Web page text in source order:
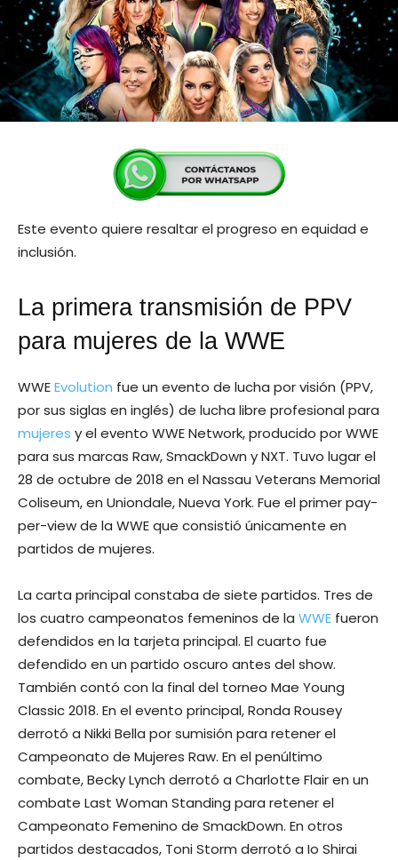
Este evento quiere resaltar el progreso en equidad e
inclusión.
La primera transmisión de PPV
para mujeres de la WWE
WWEEvolution fue un evento de lucha por visión (PPV,
por sus siglas en inglés) de lucha libre profesional para
mujeres y el evento WWE Network, producido por WWE
para sus marcas Raw, SmackDown y NXT. Tuvo lugar el
28 de octubre de 2018 en el Nassau Veterans Memorial
Coliseum, en Uniondale, Nueva York. Fue el primer pay-
per-view de la WWE que consistió únicamente en
partidos de mujeres.
La carta principal constaba de siete partidos. Tres de
los cuatro campeonatos femeninos de la WWE fueron
defendidos en la tarjeta principal. El cuarto fue
defendido en un partido oscuro antes del show.
También contó con la final del torneo Mae Young
Classic 2018. En el evento principal, Ronda Rousey
derrotó a Nikki Bella por sumisión para retener el
Campeonato de Mujeres Raw. En el penúltimo
combate, Becky Lynch derrotó a Charlotte Flair en un
combate Last Woman Standing para retener el
Campeonato Femenino de SmackDown. En otros
partidos destacados, Toni Storm derrotó a Io Shirai